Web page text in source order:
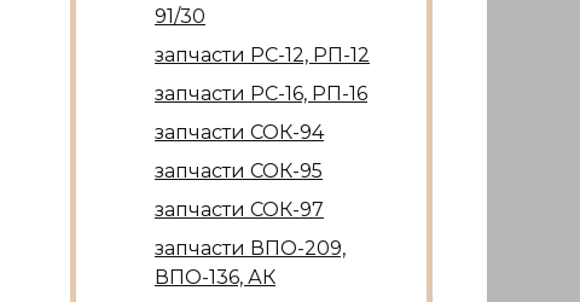
91/30
запчасти РС-12, РП-12
запчасти РС-16, РП-16
запчасти СОК-94
запчасти СОК-95
запчасти СОК-97
запчасти ВПО-209,
ВПО-136, АК